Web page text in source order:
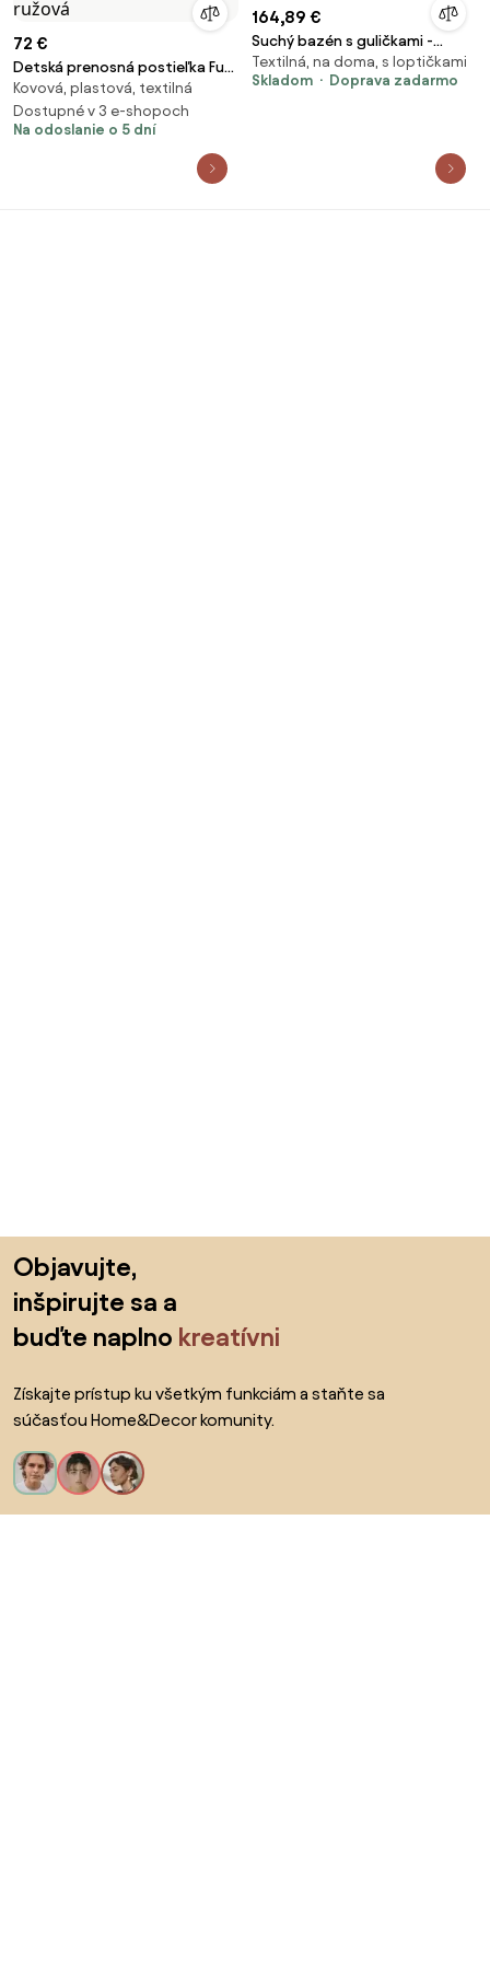
72 €
Detská prenosná postieľka Fun
medvedík ružová
Kovová, plastová, textilná
Dostupné v 3 e-shopoch
Na odoslanie o 5 dní
164,89 €
Suchý bazén s guličkami -
200ks - Light Pink
Textilná, na doma, s loptičkami
Skladom
Doprava zadarmo
Objavujte,
inšpirujte sa a
buďte naplno kreatívni
Získajte prístup ku všetkým funkciám a staňte sa
súčasťou Home&Decor komunity.